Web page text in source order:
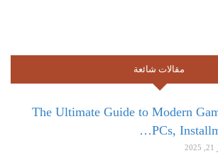
مقالات شائعة
The Ultimate Guide to Modern
PCs,